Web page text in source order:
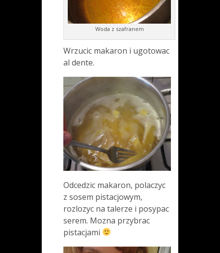
Woda z szafranem
Wrzucic makaron i ugotowac
al dente.
Odcedzic makaron, polaczyc
z sosem pistacjowym,
rozlozyc na talerze i posypac
serem. Mozna przybrac
pistacjami